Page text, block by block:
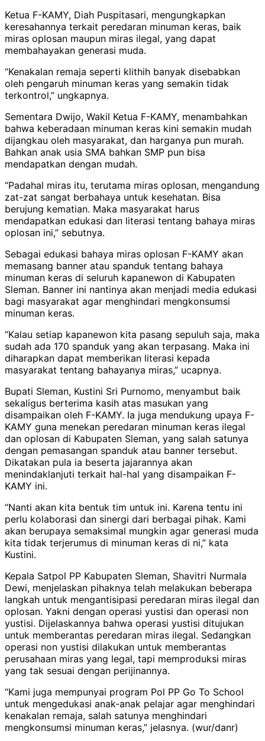
Ketua F-KAMY, Diah Puspitasari, mengungkapkan
keresahannya terkait peredaran minuman keras, baik
miras oplosan maupun miras ilegal, yang dapat
membahayakan generasi muda.
“Kenakalan remaja seperti klithih banyak disebabkan
oleh pengaruh minuman keras yang semakin tidak
terkontrol,” ungkapnya.
Sementara Dwijo, Wakil Ketua F-KAMY, menambahkan
bahwa keberadaan minuman keras kini semakin mudah
dijangkau oleh masyarakat, dan harganya pun murah.
Bahkan anak usia SMA bahkan SMP pun bisa
mendapatkan dengan mudah.
“Padahal miras itu, terutama miras oplosan, mengandung
zat-zat sangat berbahaya untuk kesehatan. Bisa
berujung kematian. Maka masyarakat harus
mendapatkan edukasi dan literasi tentang bahaya miras
oplosan ini,” sebutnya.
Sebagai edukasi bahaya miras oplosan F-KAMY akan
memasang banner atau spanduk tentang bahaya
minuman keras di seluruh kapanewon di Kabupaten
Sleman. Banner ini nantinya akan menjadi media edukasi
bagi masyarakat agar menghindari mengkonsumsi
minuman keras.
“Kalau setiap kapanewon kita pasang sepuluh saja, maka
sudah ada 170 spanduk yang akan terpasang. Maka ini
diharapkan dapat memberikan literasi kepada
masyarakat tentang bahayanya miras,” ucapnya.
Bupati Sleman, Kustini Sri Purnomo, menyambut baik
sekaligus berterima kasih atas masukan yang
disampaikan oleh F-KAMY. Ia juga mendukung upaya F-
KAMY guna menekan peredaran minuman keras ilegal
dan oplosan di Kabupaten Sleman, yang salah satunya
dengan pemasangan spanduk atau banner tersebut.
Dikatakan pula ia beserta jajarannya akan
menindaklanjuti terkait hal-hal yang disampaikan F-
KAMY ini.
“Nanti akan kita bentuk tim untuk ini. Karena tentu ini
perlu kolaborasi dan sinergi dari berbagai pihak. Kami
akan berupaya semaksimal mungkin agar generasi muda
kita tidak terjerumus di minuman keras di ni,” kata
Kustini.
Kepala Satpol PP Kabupaten Sleman, Shavitri Nurmala
Dewi, menjelaskan pihaknya telah melakukan beberapa
langkah untuk mengantisipasi peredaran miras ilegal dan
oplosan. Yakni dengan operasi yustisi dan operasi non
yustisi. Dijelaskannya bahwa operasi yustisi ditujukan
untuk memberantas peredaran miras ilegal. Sedangkan
operasi non yustisi dilakukan untuk memberantas
perusahaan miras yang legal, tapi memproduksi miras
yang tak sesuai dengan perijinannya.
“Kami juga mempunyai program Pol PP Go To School
untuk mengedukasi anak-anak pelajar agar menghindari
kenakalan remaja, salah satunya menghindari
mengkonsumsi minuman keras,” jelasnya. (wur/danr)